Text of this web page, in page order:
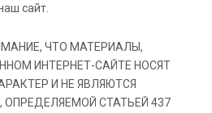
сайт.
ЧТО МАТЕРИАЛЫ,
ИНТЕРНЕТ-САЙТЕ НОСЯТ
И НЕ ЯВЛЯЮТСЯ
СТАТЬЕЙ 437